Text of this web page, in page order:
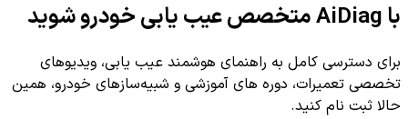
با AiDiag متخصص عیب یابی خودرو شوید
برای دسترسی کامل به راهنمای هوشمند عیب یابی، ویدیوهای
تخصصی تعمیرات، دوره های آموزشی و شبیه‌سازهای خودرو، همین
حالا ثبت نام کنید.